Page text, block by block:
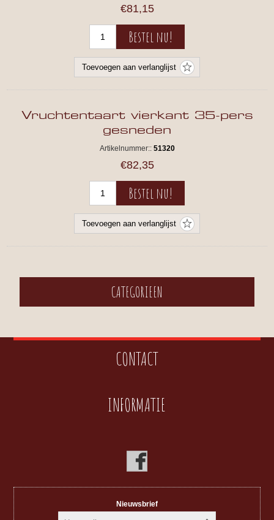
€81,15
Vruchtentaart vierkant 35-pers
gesneden
Artikelnummer:: 51320
€82,35
CATEGORIEEN
CONTACT
INFORMATIE
Nieuwsbrief